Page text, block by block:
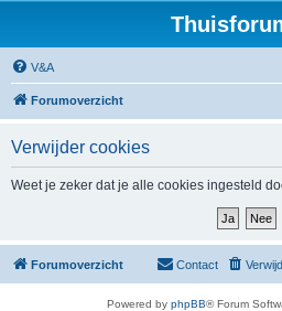
V&A
Forumoverzicht
Verwijder cookies
Weet je zeker dat je alle cookies ingesteld
Forumoverzicht Contact
Powered by phpBB® Forum